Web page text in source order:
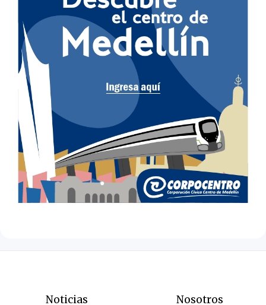
Noticias Nosotros